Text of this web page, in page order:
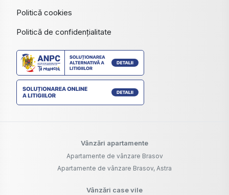
Politică cookies
Politică de confidențialitate
Vânzări apartamente
Apartamente de vânzare Brasov
Apartamente de vânzare Brasov, Astra
Vânzări case vile